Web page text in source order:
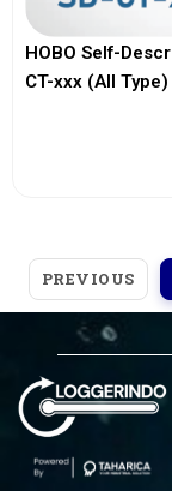
HOBO Self-
CT-xxx (All Type)
PREVIOUS